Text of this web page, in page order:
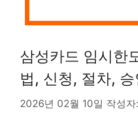
삼성카드 임시한
법, 신청, 절차, 승
2026년 02월 10일 작성자: